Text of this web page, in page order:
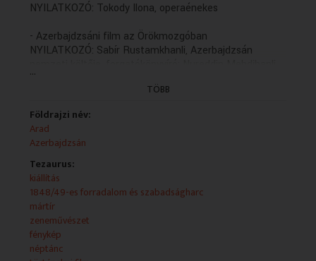
NYILATKOZÓ: Tokody Ilona, operaénekes
- Azerbajdzsáni film az Örökmozgóban
NYILATKOZÓ: Sabír Rustamkhanli, Azerbajdzsán
színész
emlékére
- Popslágerek a 100 tagú Cigányzenekar előadásában
NYILATKOZÓ: Beke Farkas Nándor, főtitkár-menedzser
- Fotókiállítás az Olasz Intézetben
- Örömzene - örömtánc Pécsett a Zene Világnapja
alkalmából
NYILATKOZÓ: Rubovszky Rita, ügyvezető igazgató,
...
TÖBB
Földrajzi név:
Arad
Azerbajdzsán
Tezaurus:
kiállítás
1848/49-es forradalom és szabadságharc
mártír
zeneművészet
fénykép
néptánc